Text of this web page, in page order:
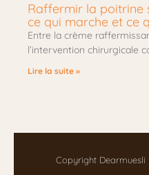
Raffermir la poitrine
ce qui marche et ce
Entre la crème
l’intervention chirurgicale
Lire la suite »
Copyright Dearmuesli